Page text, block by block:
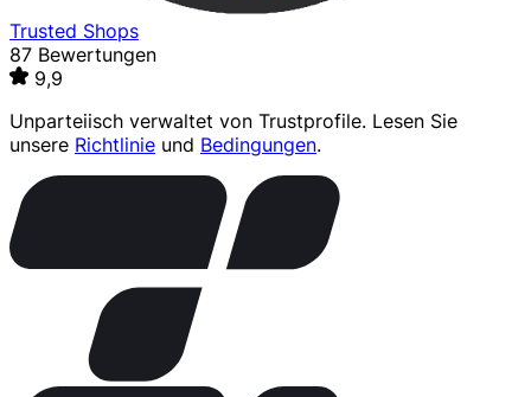
Trusted Shops
87 Bewertungen
9,9
Unparteiisch verwaltet von Trustprofile. Lesen Sie
unsere Richtlinie und Bedingungen.